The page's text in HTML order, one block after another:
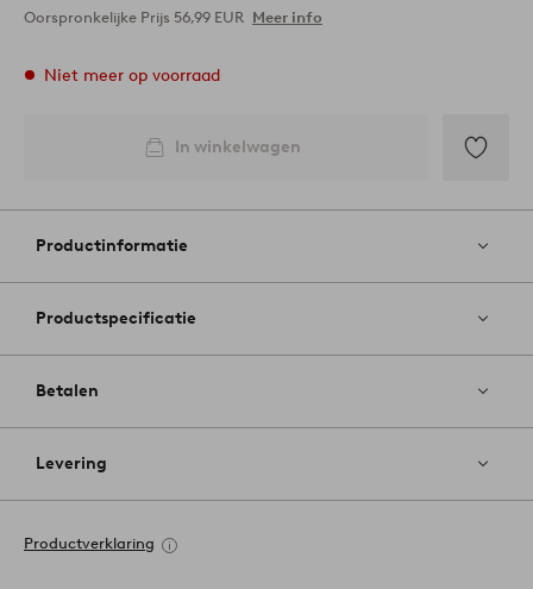
Oorspronkelijke Prijs 56,99 EUR Meer info
Niet meer op voorraad
In winkelwagen
aan
Productinformatie
Productspecificatie
Betalen
Levering
Productverklaring